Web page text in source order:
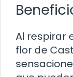
Al respirar
flor de